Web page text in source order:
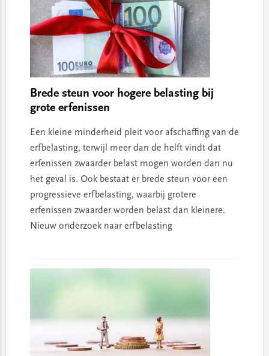
Brede steun voor hogere belasting bij
grote erfenissen
Een kleine minderheid pleit voor afschaffing van de
erfbelasting, terwijl meer dan de helft vindt dat
erfenissen zwaarder belast mogen worden dan nu
het geval is. Ook bestaat er brede steun voor een
progressieve erfbelasting, waarbij grotere
erfenissen zwaarder worden belast dan kleinere.
Nieuw onderzoek naar erfbelasting